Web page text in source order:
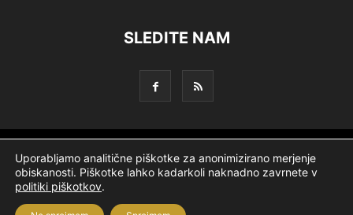
SLEDITE NAM
Splošni pogoji Piškotki Politika zasebnosti
Oglaševanje Partnerji Ekipa Logotip O podjetju
Uporabljamo analitične piškotke za anonimizirano merjenje
obiskanosti. Piškotke lahko kadarkoli naknadno zavrnete v
politiki piškotkov.